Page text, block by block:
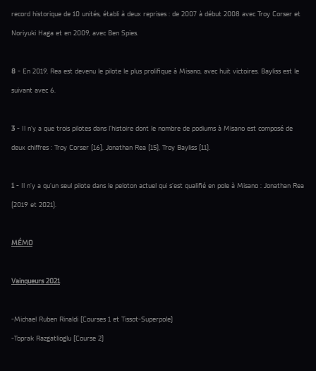
record historique de 10 unités, établi à deux reprises : de 2007 à début 2008 avec Troy Corser et
Noriyuki Haga et en 2009, avec Ben Spies.
8 - En 2019, Rea est devenu le pilote le plus prolifique à Misano, avec huit victoires. Bayliss est le
suivant avec 6.
3 - Il n’y a que trois pilotes dans l’histoire dont le nombre de podiums à Misano est composé de
deux chiffres : Troy Corser (16), Jonathan Rea (15), Troy Bayliss (11).
1- Il n’y a qu’un seul pilote dans le peloton actuel qui s’est qualifié en pole à Misano : Jonathan Rea
(2019 et 2021).
MÉMO
Vainqueurs 2021
-Michael Ruben Rinaldi (Courses 1 et Tissot-Superpole)
-Toprak Razgatlioglu (Course 2)